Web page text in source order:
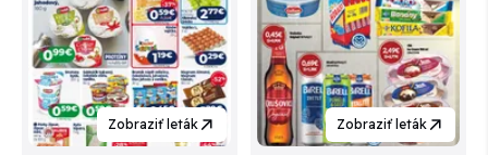
Zobraziť leták Zobraziť leták